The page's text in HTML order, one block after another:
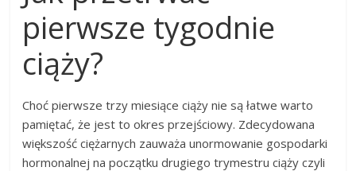
pierwsze tygodnie
ciąży?
Choć pierwsze trzy miesiące ciąży nie są łatwe warto
pamiętać, że jest to okres przejściowy. Zdecydowana
większość ciężarnych zauważa unormowanie gospodarki
hormonalnej na początku drugiego trymestru ciąży czyli